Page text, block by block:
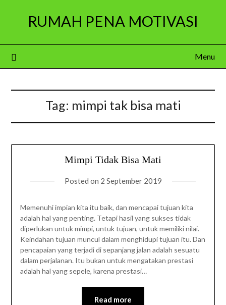
RUMAH PENA MOTIVASI
Menu
Tag: mimpi tak bisa mati
Mimpi Tidak Bisa Mati
Posted on 2 September 2019
Memenuhi impian kita itu baik, dan mencapai tujuan kita
adalah hal yang penting. Tetapi hasil yang sukses tidak
diperlukan untuk mimpi, untuk tujuan, untuk memiliki nilai.
Keindahan tujuan muncul dalam menghidupi tujuan itu. Dan
pencapaian yang terjadi di sepanjang jalan adalah sesuatu
dalam perjalanan. Itu bukan untuk mengatakan prestasi
adalah hal yang sepele, karena prestasi…
Read more